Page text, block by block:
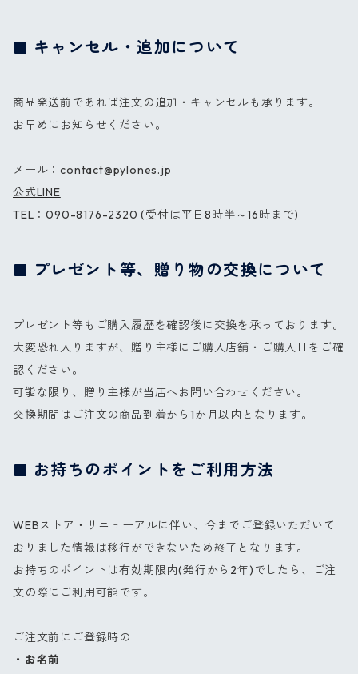
キャンセル・追加について
商品発送前であれば注文の追加・キャンセルも承ります。
お早めにお知らせください。
メール：contact@pylones.jp
公式LINE
TEL：090-8176-2320 (受付は平日8時半～16時まで)
プレゼント等、贈り物の交換について
プレゼント等もご購入履歴を確認後に交換を承っております。
大変恐れ入りますが、贈り主様にご購入店舗・ご購入日をご確
認ください。
可能な限り、贈り主様が当店へお問い合わせください。
交換期間はご注文の商品到着から1か月以内となります。
お持ちのポイントをご利用方法
WEBストア・リニューアルに伴い、今までご登録いただいて
おりました情報は移行ができないため終了となります。
お持ちのポイントは有効期限内(発行から2年)でしたら、ご注
文の際にご利用可能です。
ご注文前にご登録時の
・お名前